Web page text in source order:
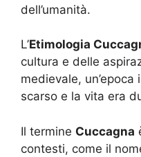
dell’umanità.
L’Etimologia
cultura e delle
medievale,
scarso e la vita era
Il termine Cuccagna
contesti, come il